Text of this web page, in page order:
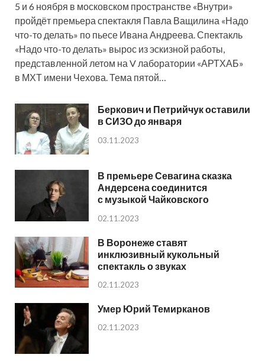
5 и 6 ноября в московском пространстве «Внутри»
пройдёт премьера спектакля Павла Ващилина «Надо
что-то делать» по пьесе Ивана Андреева. Спектакль
«Надо что-то делать» вырос из эскизной работы,
представленной летом на V лаборатории «АРТХАБ»
в МХТ имени Чехова. Тема пятой…
Беркович и Петрийчук оставили
в СИЗО до января
03.11.2023
В премьере Севагина сказка
Андерсена соединится
с музыкой Чайковского
02.11.2023
В Воронеже ставят
инклюзивный кукольный
спектакль о звуках
02.11.2023
Умер Юрий Темирканов
02.11.2023